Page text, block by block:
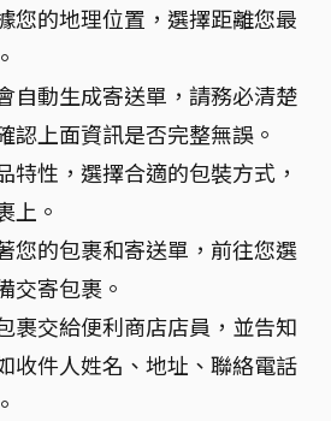
您的地理位置，選擇距離您最
自動生成寄送單，請務必清楚
認上面資訊是否完整無誤。
特性，選擇合適的包裝方式，
上。
您的包裹和寄送單，前往您選
交寄包裹。
裹交給便利商店店員，並告知
收件人姓名、地址、聯絡電話